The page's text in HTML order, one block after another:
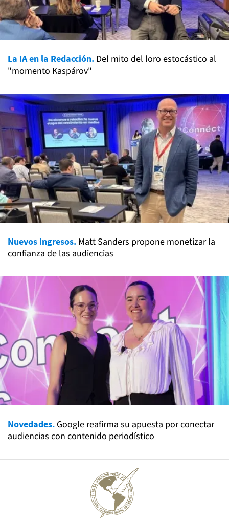
La IA en la Redacción. Del mito del loro estocástico al
"momento Kaspárov"
Nuevos ingresos. Matt Sanders propone monetizar la
confianza de las audiencias
Novedades. Google reafirma su apuesta por conectar
audiencias con contenido periodístico